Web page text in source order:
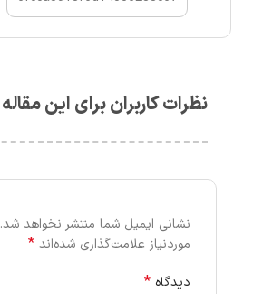
نظرات کاربران برای این مقاله
نشانی ایمیل شما منتشر نخواهد شد.
موردنیاز علامت‌گذاری شده‌اند *
دیدگاه *